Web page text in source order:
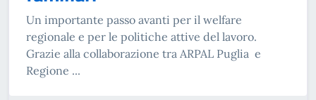
Un importante passo avanti per il welfare
regionale e per le politiche attive del lavoro.
Grazie alla collaborazione tra ARPAL Puglia e
Regione ...